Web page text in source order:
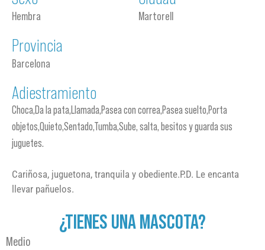
Hembra Martorell
Provincia
Barcelona
Adiestramiento
Choca,Da la pata,Llamada,Pasea con correa,Pasea suelto,Porta
objetos,Quieto,Sentado,Tumba,Sube, salta, besitos y guarda sus
juguetes.
Cariñosa, juguetona, tranquila y obediente.P.D. Le encanta
llevar pañuelos.
¿TIENES UNA MASCOTA?
Medio